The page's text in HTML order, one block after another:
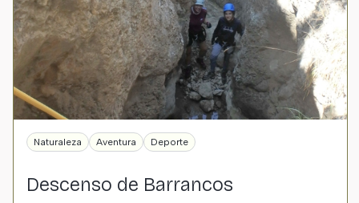
Naturaleza Aventura Deporte
Descenso de Barrancos